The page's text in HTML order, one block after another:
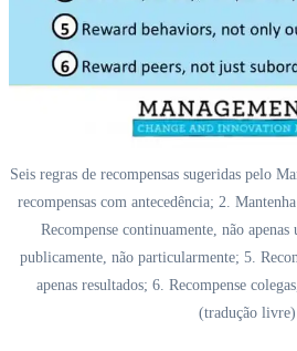
Seis regras de recompensas sugeridas pelo
recompensas com antecedência; 2.
Recompense continuamente, não
publicamente, não particularmente; 5.
apenas resultados; 6. Recompense
(tradução livre)